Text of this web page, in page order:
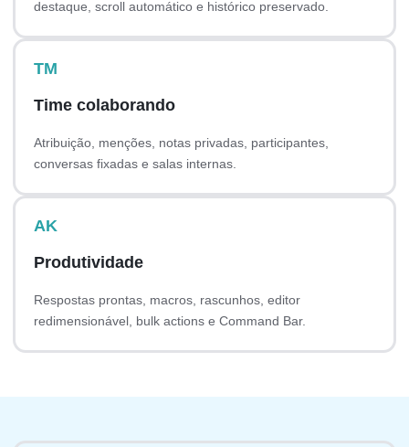
destaque, scroll automático e histórico preservado.
TM
Time colaborando
Atribuição, menções, notas privadas, participantes,
conversas fixadas e salas internas.
AK
Produtividade
Respostas prontas, macros, rascunhos, editor
redimensionável, bulk actions e Command Bar.